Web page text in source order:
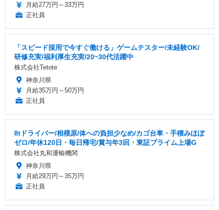
月給27万円～33万円
正社員
「スピード採用で今すぐ働ける」ゲームテスター/未経験OK/
研修充実/福利厚生充実/20~30代活躍中
株式会社Tetote
神奈川県
月給35万円～50万円
正社員
8tドライバー/相模原/体への負担少なめ/カゴ台車・手積みほぼ
ゼロ/年休120日・毎日帰宅/賞与年3回・東証プライム上場G
株式会社丸和運輸機関
神奈川県
月給29万円～35万円
正社員